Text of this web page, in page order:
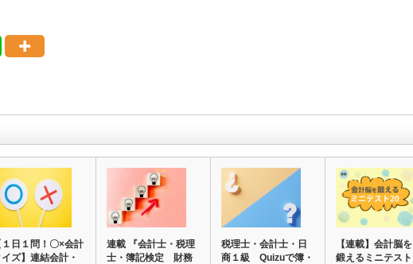
１日１問！〇×会計
イズ】連結会計・
連載 『会計士・税理
士・簿記検定 財務
税理士・会計士・日
商１級 Quizuで簿・
【連載】会計脳を
鍛えるミニテスト